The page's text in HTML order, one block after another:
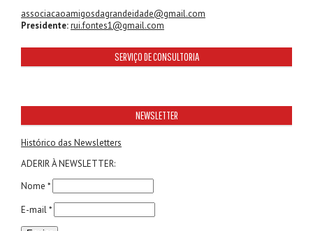
associacaoamigosdagrandeidade@gmail.com
Presidente:rui.fontes1@gmail.com
SERVIÇO DE CONSULTORIA
NEWSLETTER
Histórico das Newsletters
ADERIR À NEWSLETTER:
Nome *
E-mail *